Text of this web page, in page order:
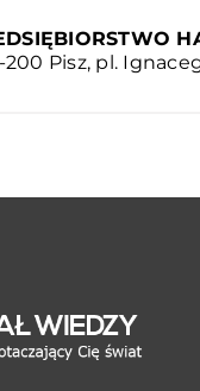
200 Pisz, pl.